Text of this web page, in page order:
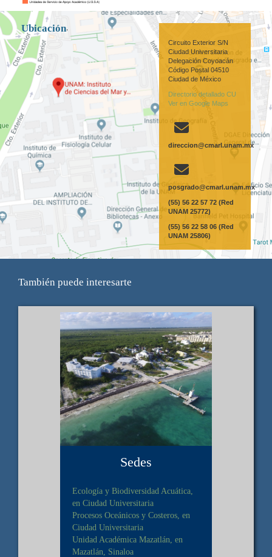
Ubicación
Circuito Exterior S/N
Ciudad Universitaria
Delegación Coyoacán
Código Postal 04510
Ciudad de México
Directorio detallado CU
Ver en Google Maps
direccion@cmarl.unam.mx
posgrado@cmarl.unam.mx
(55) 56 22 57 72 (Red
UNAM 25772)
(55) 56 22 58 06 (Red
UNAM 25806)
También puede interesarte
Sedes
Ecología y Biodiversidad Acuática,
en Ciudad Universitaria
Procesos Oceánicos y Costeros, en
Ciudad Universitaria
Unidad Académica Mazatlán, en
Mazatlán, Sinaloa